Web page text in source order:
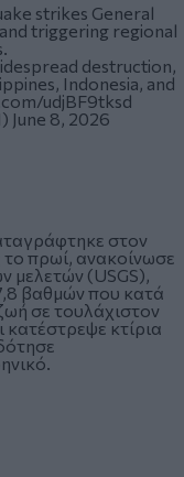
strikes General
triggering regional
destruction,
Indonesia, and
udjBF9tksd
June 8, 2026
στον
το πρωί, ανακοίνωσε
μελετών (USGS),
βαθμών που κατά
σε τουλάχιστον
κτίρια